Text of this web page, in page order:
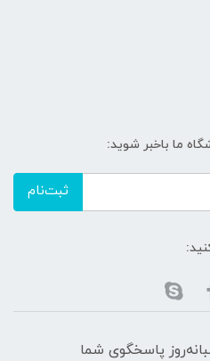
ما باخبر شوید:
ثبت‌نام
۲۴ ساعت شبانه‌روز پاسخگوی شما